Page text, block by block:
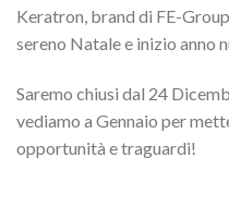
Keratron, brand di FE-
sereno Natale e inizio anno
Saremo chiusi dal 24
vediamo a Gennaio per
opportunità e traguardi!